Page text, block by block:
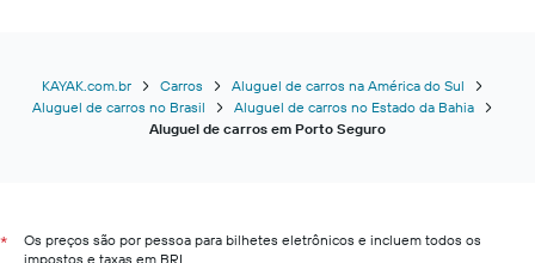
KAYAK.com.br Carros
Aluguel de carros na América do Sul
Aluguel de carros no Brasil
Aluguel de carros no Estado da Bahia
Aluguel de carros em Porto Seguro
*
Os preços são por pessoa para bilhetes eletrônicos e incluem todos os
impostos e taxas em BRL.